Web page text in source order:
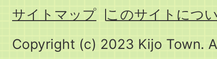
サイトマップ
このサイトにつ
Copyright (c) 2023 Kijo Town.